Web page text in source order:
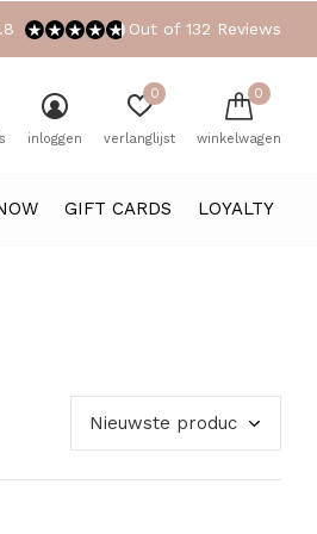
GIFT CARDS LOYALTY
inloggen verlanglijst
0
winkelwagen
0
Out of 132 Reviews